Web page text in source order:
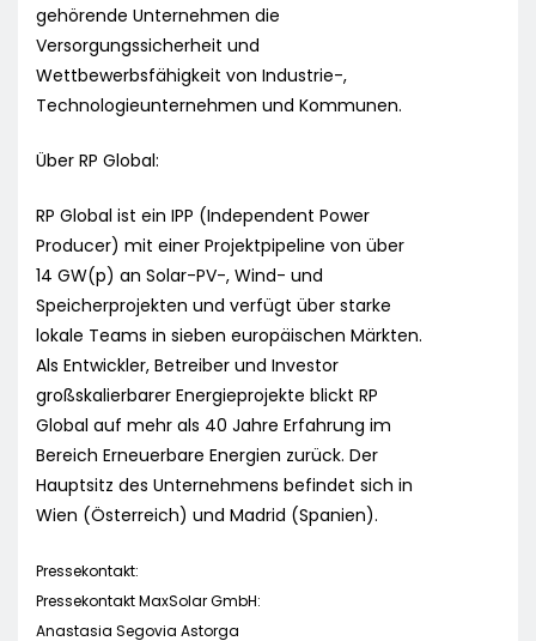
gehörende Unternehmen die
Versorgungssicherheit und
Wettbewerbsfähigkeit von Industrie-,
Technologieunternehmen und Kommunen.
Über RP Global:
RP Global ist ein IPP (Independent Power
Producer) mit einer Projektpipeline von über
14 GW(p) an Solar-PV-, Wind- und
Speicherprojekten und verfügt über starke
lokale Teams in sieben europäischen Märkten.
Als Entwickler, Betreiber und Investor
großskalierbarer Energieprojekte blickt RP
Global auf mehr als 40 Jahre Erfahrung im
Bereich Erneuerbare Energien zurück. Der
Hauptsitz des Unternehmens befindet sich in
Wien (Österreich) und Madrid (Spanien).
Pressekontakt:
Pressekontakt MaxSolar GmbH:
Anastasia Segovia Astorga